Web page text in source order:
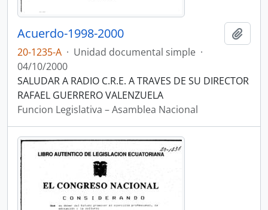
Acuerdo-1998-2000
20-1235-A · Unidad documental simple ·
04/10/2000
SALUDAR A RADIO C.R.E. A TRAVES DE SU DIRECTOR
RAFAEL GUERRERO VALENZUELA
Funcion Legislativa – Asamblea Nacional